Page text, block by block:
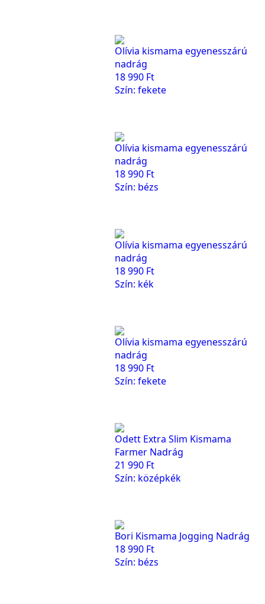
Olívia kismama egyenesszárú
nadrág
18 990 Ft
Szín: fekete
Olívia kismama egyenesszárú
nadrág
18 990 Ft
Szín: bézs
Olívia kismama egyenesszárú
nadrág
18 990 Ft
Szín: kék
Olívia kismama egyenesszárú
nadrág
18 990 Ft
Szín: fekete
Odett Extra Slim Kismama
Farmer Nadrág
21 990 Ft
Szín: középkék
Bori Kismama Jogging Nadrág
18 990 Ft
Szín: bézs